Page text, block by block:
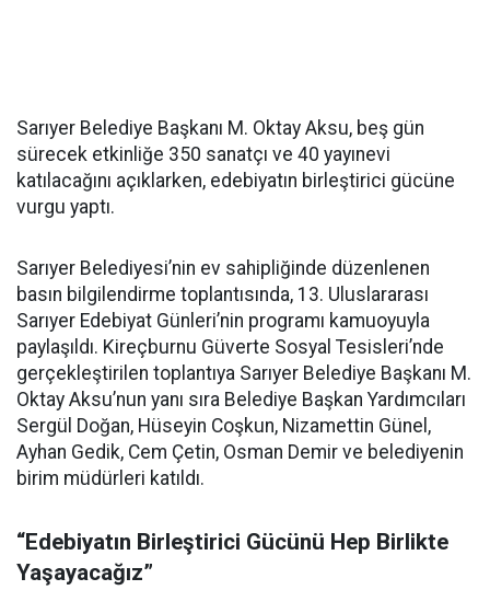
Sarıyer Belediye Başkanı M. Oktay Aksu, beş gün
sürecek etkinliğe 350 sanatçı ve 40 yayınevi
katılacağını açıklarken, edebiyatın birleştirici gücüne
vurgu yaptı.
Sarıyer Belediyesi’nin ev sahipliğinde düzenlenen
basın bilgilendirme toplantısında, 13. Uluslararası
Sarıyer Edebiyat Günleri’nin programı kamuoyuyla
paylaşıldı. Kireçburnu Güverte Sosyal Tesisleri’nde
gerçekleştirilen toplantıya Sarıyer Belediye Başkanı M.
Oktay Aksu’nun yanı sıra Belediye Başkan Yardımcıları
Sergül Doğan, Hüseyin Coşkun, Nizamettin Günel,
Ayhan Gedik, Cem Çetin, Osman Demir ve belediyenin
birim müdürleri katıldı.
“Edebiyatın Birleştirici Gücünü Hep Birlikte
Yaşayacağız”